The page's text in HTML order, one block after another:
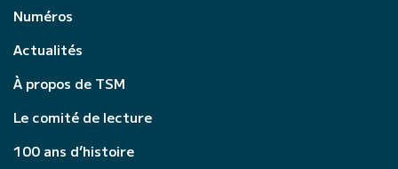
Numéros
Actualités
À propos de TSM
Le comité de lecture
100 ans d’histoire